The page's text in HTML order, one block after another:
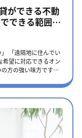
、効率的に進めるた
これから説明するも
書類が揃いスムーズ
場合、オンラインで
入届は、引越し後14
ン申請不可で、市区
も忘れずに行いまし
。手続きには、現在
民票や公共料金の請求
りません。 不動
仲介手数料を安く設
位0円or家賃の30,000
ホ
にも対応しています。
ができる不動
できる範囲と
方の強い味方です。
期費用を抑えること
てください。 オン
動産
数料が0円～・無料引